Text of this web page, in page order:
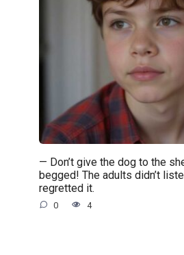
— Don’t give the dog to the
begged! The adults didn’t
regretted it.
0 4